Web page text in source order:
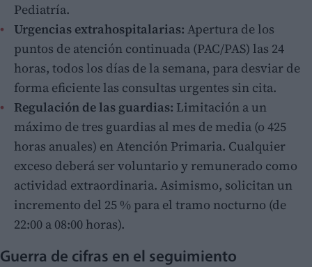
Pediatría.
Urgencias extrahospitalarias: Apertura de los
puntos de atención continuada (PAC/PAS) las 24
horas, todos los días de la semana, para desviar de
forma eficiente las consultas urgentes sin cita.
Regulación de las guardias: Limitación a un
máximo de tres guardias al mes de media (o 425
horas anuales) en Atención Primaria. Cualquier
exceso deberá ser voluntario y remunerado como
actividad extraordinaria. Asimismo, solicitan un
incremento del 25 % para el tramo nocturno (de
22:00 a 08:00 horas).
Guerra de cifras en el seguimiento